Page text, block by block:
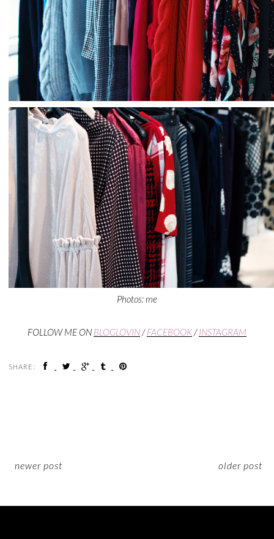
Photos: me
FOLLOW ME ON BLOGLOVIN /FACEBOOK /INSTAGRAM
SHARE:
newer post older post